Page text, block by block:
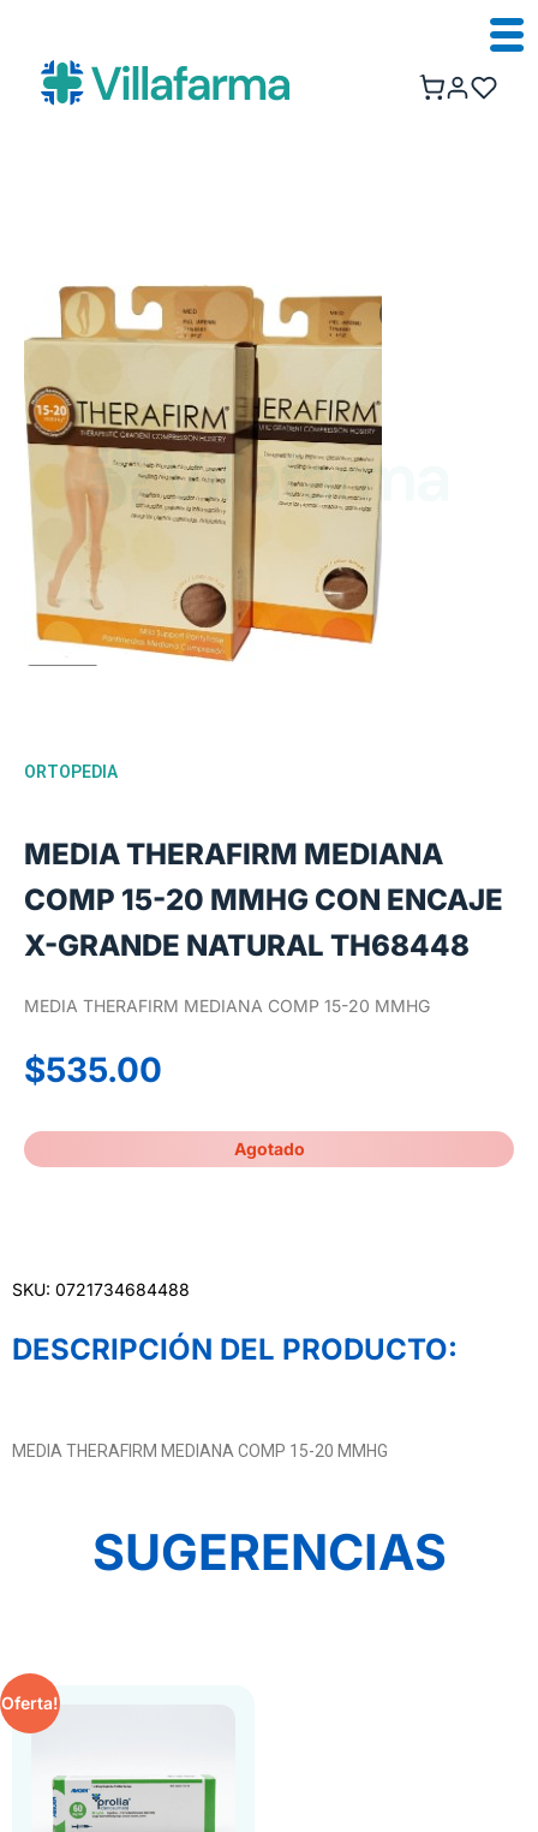
ORTOPEDIA
MEDIA THERAFIRM MEDIANA
COMP 15-20 MMHG CON ENCAJE
X-GRANDE NATURAL TH68448
MEDIA THERAFIRM MEDIANA COMP 15-20 MMHG
$535.00
Agotado
SKU: 0721734684488
DESCRIPCIÓN DEL PRODUCTO:
MEDIA THERAFIRM MEDIANA COMP 15-20 MMHG
SUGERENCIAS
Oferta!